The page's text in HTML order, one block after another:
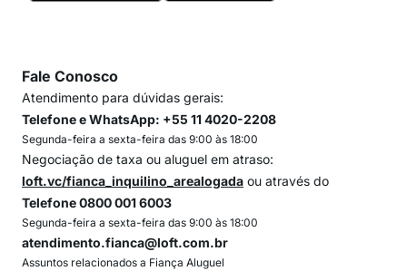
Fale Conosco
Atendimento para dúvidas gerais:
Telefone e WhatsApp: +55 11 4020-2208
Segunda-feira a sexta-feira das 9:00 às 18:00
Negociação de taxa ou aluguel em atraso:
loft.vc/fianca_inquilino_arealogada ou através do
Telefone 0800 001 6003
Segunda-feira a sexta-feira das 9:00 às 18:00
atendimento.fianca@loft.com.br
Assuntos relacionados a Fiança Aluguel